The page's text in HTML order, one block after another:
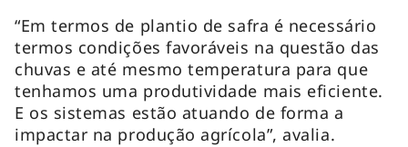
“Em termos de plantio de safra é necessário
termos condições favoráveis na questão das
chuvas e até mesmo temperatura para que
tenhamos uma produtividade mais eficiente.
E os sistemas estão atuando de forma a
impactar na produção agrícola”, avalia.